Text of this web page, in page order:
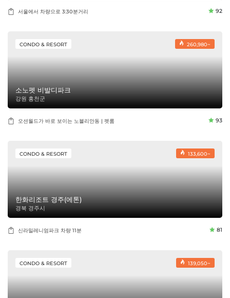
서울에서 차량으로 3:30분거리 92
260,980~
CONDO & RESORT
소노펫 비발디파크
강원 홍천군
오션월드가 바로 보이는 노블리안동 | 펫룸 93
133,600~
CONDO & RESORT
한화리조트 경주(에톤)
경북 경주시
신라밀레니엄파크 차량 11분 81
139,050~
CONDO & RESORT